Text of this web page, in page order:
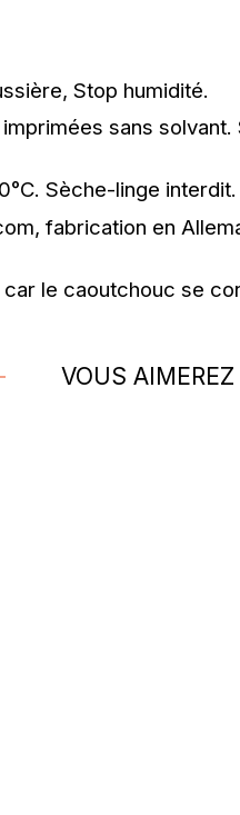
Stop humidité.
sans
Sèche-linge interdit.
fabrication en
le caoutchouc se
VOUS